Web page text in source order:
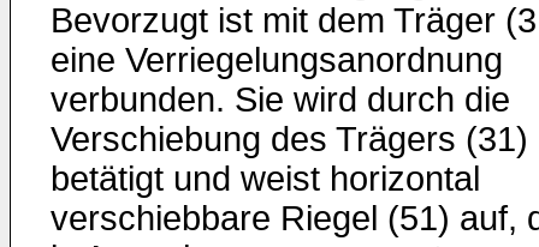
Bevorzugt ist mit dem Träger
eine Verriegelungsanordnung
verbunden. Sie wird durch die
Verschiebung des Trägers (31)
betätigt und weist horizontal
verschiebbare Riegel (51) auf,